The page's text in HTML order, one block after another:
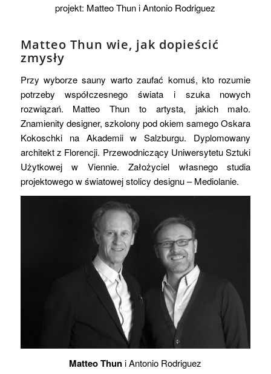
projekt: Matteo Thun i Antonio Rodriguez
Matteo Thun wie, jak dopieścić
zmysły
Przy wyborze sauny warto zaufać komuś, kto rozumie
potrzeby współczesnego świata i szuka nowych
rozwiązań. Matteo Thun to artysta, jakich mało.
Znamienity designer, szkolony pod okiem samego Oskara
Kokoschki na Akademii w Salzburgu. Dyplomowany
architekt z Florencji. Przewodniczący Uniwersytetu Sztuki
Użytkowej w Viennie. Założyciel własnego studia
projektowego w światowej stolicy designu – Mediolanie.
Matteo Thuni Antonio Rodriguez